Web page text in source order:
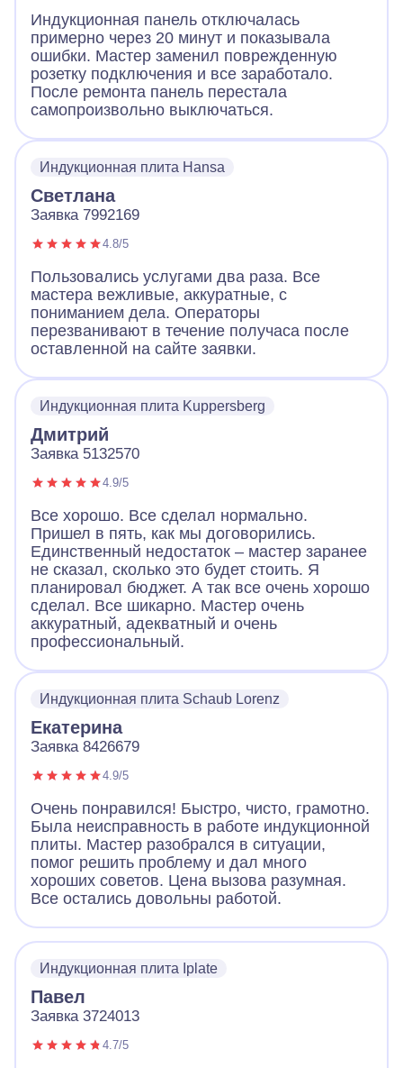
Индукционная панель отключалась
примерно через 20 минут и показывала
ошибки. Мастер заменил поврежденную
розетку подключения и все заработало.
После ремонта панель перестала
самопроизвольно выключаться.
Индукционная плита Hansa
Светлана
Заявка 7992169
4.8/5
Пользовались услугами два раза. Все
мастера вежливые, аккуратные, с
пониманием дела. Операторы
перезванивают в течение получаса после
оставленной на сайте заявки.
Индукционная плита Kuppersberg
Дмитрий
Заявка 5132570
4.9/5
Все хорошо. Все сделал нормально.
Пришел в пять, как мы договорились.
Единственный недостаток – мастер заранее
не сказал, сколько это будет стоить. Я
планировал бюджет. А так все очень хорошо
сделал. Все шикарно. Мастер очень
аккуратный, адекватный и очень
профессиональный.
Индукционная плита Schaub Lorenz
Екатерина
Заявка 8426679
4.9/5
Очень понравился! Быстро, чисто, грамотно.
Была неисправность в работе индукционной
плиты. Мастер разобрался в ситуации,
помог решить проблему и дал много
хороших советов. Цена вызова разумная.
Все остались довольны работой.
Индукционная плита Iplate
Павел
Заявка 3724013
4.7/5